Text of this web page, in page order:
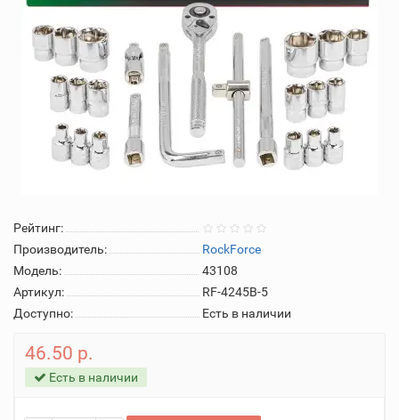
Рейтинг:
Производитель:
RockForce
Модель:
43108
Артикул:
RF-4245B-5
Доступно:
Есть в наличии
46.50 р.
Есть в наличии